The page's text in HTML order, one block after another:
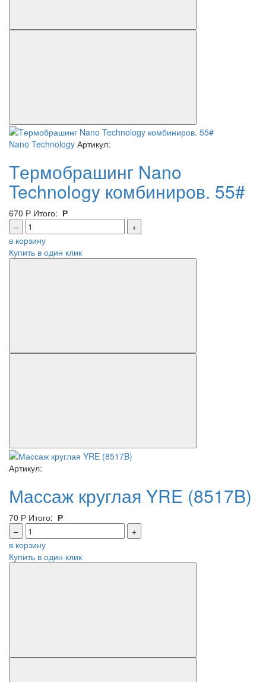
Nano Technology Артикул:
Tермобрашинг Nano
Technology комбиниров. 55#
670 Р Итого: Р
–
+
в корзину
Купить в один клик
Артикул:
Массаж круглая YRE (8517B)
70 Р Итого: Р
–
+
в корзину
Купить в один клик